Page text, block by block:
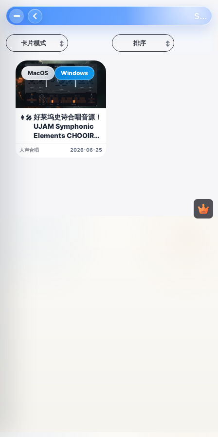
卡片模式 ↕ 排序 ↕
👩‍🎤好莱坞史诗合唱音源！
UJAM Symphonic
Elements CHOOIR
人声合唱 2026-06-25
MacOS Windows
Symphonic Elements